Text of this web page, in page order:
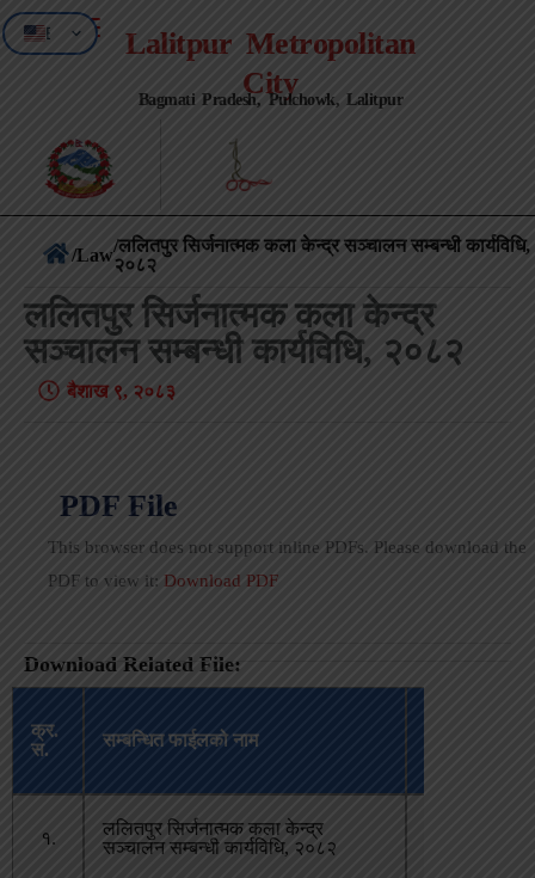
Lalitpur Metropolitan
City
Bagmati Pradesh, Pulchowk, Lalitpur
/Law/ललितपुर सिर्जनात्मक कला केन्द्र सञ्‍चालन सम्बन्धी कार्यविधि,
२०८२
ललितपुर सिर्जनात्मक कला केन्द्र
सञ्‍चालन सम्बन्धी कार्यविधि, २०८२
बैशाख ९, २०८३
PDF File
This browser does not support inline PDFs. Please download the
PDF to view it: Download PDF
Download Related File:
क्र.
स.
सम्बन्धित फाईलको नाम
१.
ललितपुर सिर्जनात्मक कला केन्द्र
सञ्‍चालन सम्बन्धी कार्यविधि, २०८२